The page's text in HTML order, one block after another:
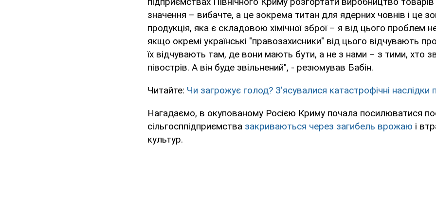
значення – вибачте, а це зокрема титан для ядерних човнів і це
продукція, яка є складовою хімічної зброї – я від цього проблем
якщо окремі українські "правозахисники" від цього відчувають
їх відчувають там, де вони мають бути, а не з нами – з тими, хто
півострів. А він буде звільнений", - резюмував Бабін.
Читайте: Чи загрожує голод? З'ясувалися катастрофічні наслідки
Нагадаємо, в окупованому Росією Криму почала посилюватися
сільгосппідприємства закриваються через загибель врожаю і
культур.